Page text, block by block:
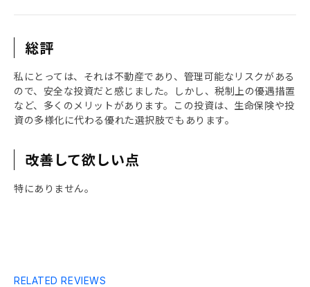
総評
私にとっては、それは不動産であり、管理可能なリスクがある
ので、安全な投資だと感じました。しかし、税制上の優遇措置
など、多くのメリットがあります。この投資は、生命保険や投
資の多様化に代わる優れた選択肢でもあります。
改善して欲しい点
特にありません。
RELATED REVIEWS